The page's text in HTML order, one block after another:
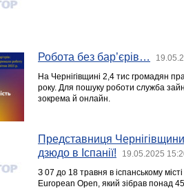
Робота без бар’єрів…
На Чернігівщині 2,4 тис громадян
року. Для пошуку роботи служба
зокрема й онлайн.
Представниця
дзюдо в Іспанії!
19.05.2025
З 07 до 18 травня в іспанському
European Open, який зібрав понад